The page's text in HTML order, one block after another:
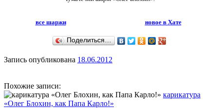
все шаржи новое в Хате
Поделиться…
Запись опубликована 18.06.2012
Похожие записи:
карикатура
«Олег Блохин, как Папа Карло!»